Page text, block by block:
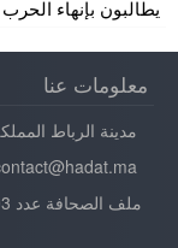
يطالبون بإنهاء
معلومات عنا
مدينة الرباط
ملف الصحافة عدد 03 ن د 2020